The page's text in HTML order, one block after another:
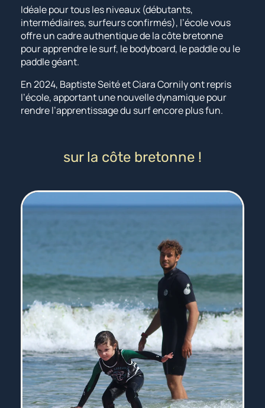
Idéale pour tous les niveaux (débutants,
intermédiaires, surfeurs confirmés), l’école vous
offre un cadre authentique de la côte bretonne
pour apprendre le surf, le bodyboard, le paddle ou le
paddle géant.
En 2024, Baptiste Seité et Ciara Cornily ont repris
l’école, apportant une nouvelle dynamique pour
rendre l’apprentissage du surf encore plus fun.
sur la côte bretonne !